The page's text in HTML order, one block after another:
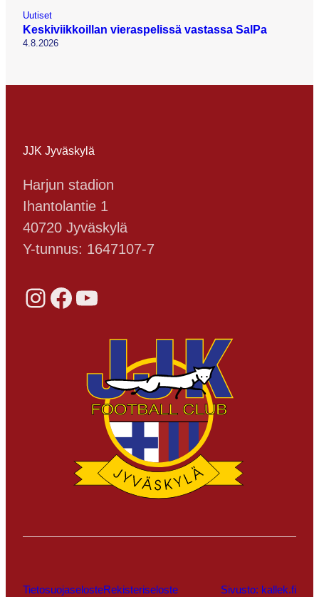
Uutiset
Keskiviikkoillan vieraspelissä vastassa SalPa
4.8.2026
JJK Jyväskylä
Harjun stadion
Ihantolantie 1
40720 Jyväskylä
Y-tunnus: 1647107-7
Instagram Facebook YouTube
TietosuojaselosteRekisteriseloste Sivusto: kallek.fi